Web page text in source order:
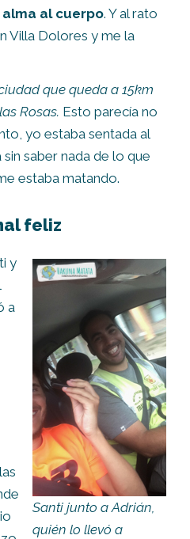
alma al cuerpo. Y al rato
Villa Dolores y me la
que queda a 15km
Rosas. Esto parecía no
yo estaba sentada al
saber nada de lo que
estaba matando.
feliz
Santi junto a Adrián,
quién lo llevó a
y
a